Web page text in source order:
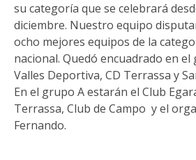
su categoría que se celebrará
diciembre. Nuestro equipo
ocho mejores equipos de la
nacional. Quedó encuadrado en
Valles Deportiva, CD Terrassa y
En el grupo A estarán el Club
Terrassa, Club de Campo y el
Fernando.